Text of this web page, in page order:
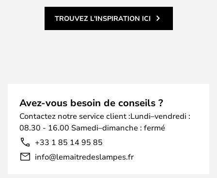
TROUVEZ L'INSPIRATION ICI
Avez-vous besoin de conseils ?
Contactez notre service client :Lundi–vendredi :
08.30 - 16.00 Samedi–dimanche : fermé
+33 1 85 14 95 85
info@lemaitredeslampes.fr